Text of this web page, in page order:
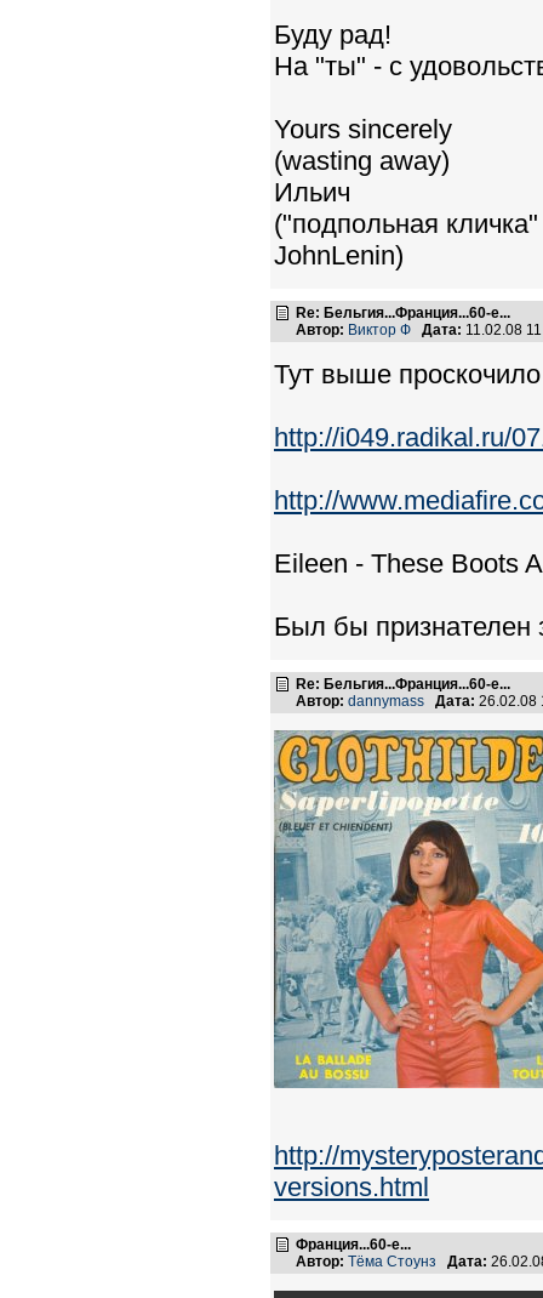
Буду рад!
На "ты" - с
Yours sincerely
(wasting away)
Ильич
("подпольная
JohnLenin)
Re: Бельгия...Франция...60-е...
Автор: Виктор Ф Дата: 11.02.08
Тут выше
http://i049.radikal.ru/
http://
Eileen - These Boots
Был бы признателен
Re: Бельгия...Франция...60-е...
Автор: dannymass Дата:
http://
versions.html
Франция...60-е...
Автор: Тёма Стоунз Дата: